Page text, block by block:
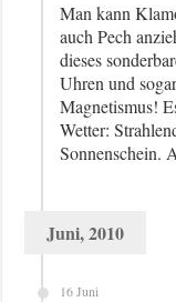
Man kann
auch Pech
dieses
Uhren und
Magnetismus!
Wetter:
Sonnenschein.
Juni, 2010
16 Juni